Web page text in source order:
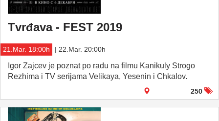
Tvrđava - FEST 2019
21.Mar. 18:00h | 22.Mar. 20:00h
Igor Zajcev je poznat po radu na filmu Kanikuly Strogo
Rezhima i TV serijama Velikaya, Yesenin i Chkalov.
250